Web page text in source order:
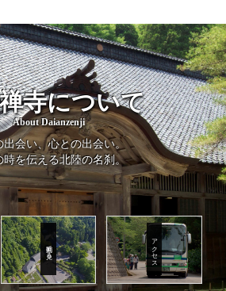
寺について
About Daianzenji
出会い、心との出会い。
時を伝える北陸の名刹。
動画で見る アクセス